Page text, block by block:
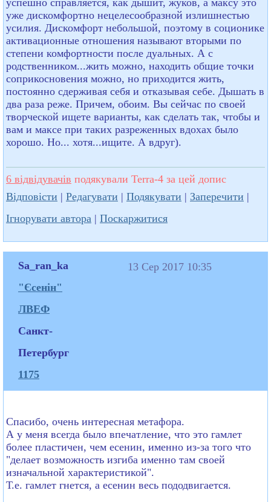
уже дискомфортно нецелесообразной излишнестью
усилия. Дискомфорт небольшой, поэтому в соционике
активационные отношения называют вторыми по
степени комфортности после дуальных. А с
родственником...жить можно, находить общие точки
соприкосновения можно, но приходится жить,
постоянно сдерживая себя и отказывая себе. Дышать в
два раза реже. Причем, обоим. Вы сейчас по своей
творческой ищете варианты, как сделать так, чтобы и
вам и максе при таких разреженных вдохах было
хорошо. Но... хотя...ищите. А вдруг).
6 відвідувачів подякували Terra-4 за цей допис
Відповісти | Редагувати | Подякувати | Заперечити |
Ігнорувати автора | Поскаржитися
Sa_ran_ka
"Єсенін"
ЛВЕФ
Санкт-
Петербург
1175
13 Сер 2017 10:35
Спасибо, очень интересная метафора.
А у меня всегда было впечатление, что это гамлет
более пластичен, чем есенин, именно из-за того что
"делает возможность изгиба именно там своей
изначальной характеристикой".
Т.е. гамлет гнется, а есенин весь пододвигается.